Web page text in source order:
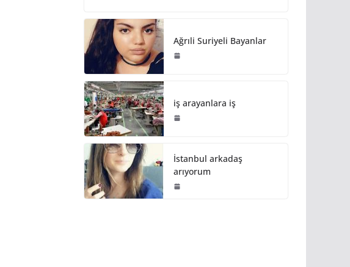
Ağrıli Suriyeli Bayanlar
iş arayanlara iş
İstanbul arkadaş
arıyorum